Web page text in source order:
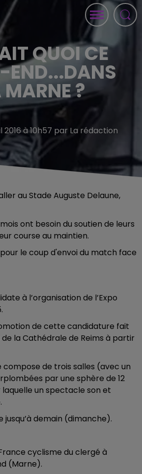
QUOI CE
END...DANS
MARNE ?
2016 à 10h57 par La rédaction
au Stade Auguste Delaune,
ont besoin du soutien de leurs
course au maintien.
pour le coup d'envoi du match face
à l’organisation de l’Expo
de cette candidature fait
la Cathédrale de Reims à partir
de trois salles (avec un
par une sphère de 12
un spectacle son et
jusqu’à demain (dimanche).
cyclisme du clergé à
(Marne).